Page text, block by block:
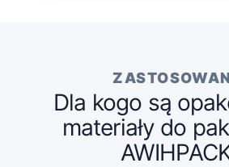
Dla kogo są
materiały do